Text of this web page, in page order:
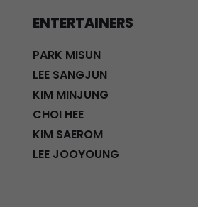
ENTERTAINERS
PARK MISUN
LEE SANGJUN
KIM MINJUNG
CHOI HEE
KIM SAEROM
LEE JOOYOUNG